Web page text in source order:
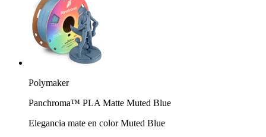
Polymaker
Panchroma™ PLA Matte Muted Blue
Elegancia mate en color Muted Blue